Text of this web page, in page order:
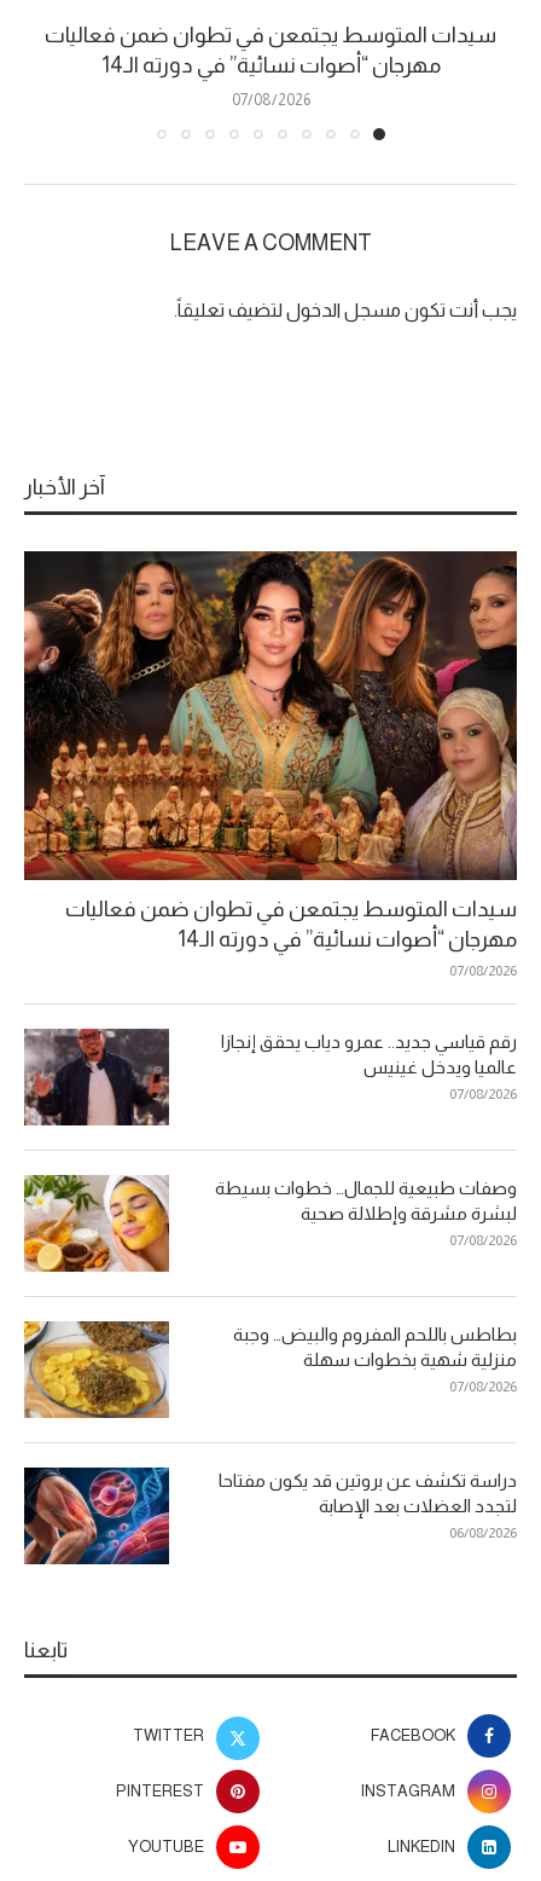
سيدات المتوسط يجتمعن في تطوان ضمن فعاليات
مهرجان “أصوات نسائية” في دورته الـ14
07/08/2026
LEAVE A COMMENT
يجب أنت تكون مسجل الدخول لتضيف تعليقاً.
آخر الأخبار
سيدات المتوسط يجتمعن في تطوان ضمن فعاليات
مهرجان “أصوات نسائية” في دورته الـ14
07/08/2026
رقم قياسي جديد.. عمرو دياب يحقق إنجازا
عالميا ويدخل غينيس
07/08/2026
وصفات طبيعية للجمال… خطوات بسيطة
لبشرة مشرقة وإطلالة صحية
07/08/2026
بطاطس باللحم المفروم والبيض… وجبة
منزلية شهية بخطوات سهلة
07/08/2026
دراسة تكشف عن بروتين قد يكون مفتاحا
لتجدد العضلات بعد الإصابة
06/08/2026
تابعنا
FACEBOOK
TWITTER
INSTAGRAM
PINTEREST
LINKEDIN
YOUTUBE